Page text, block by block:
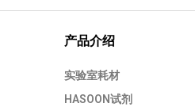
产品介绍
实验室耗材
HASOON试剂